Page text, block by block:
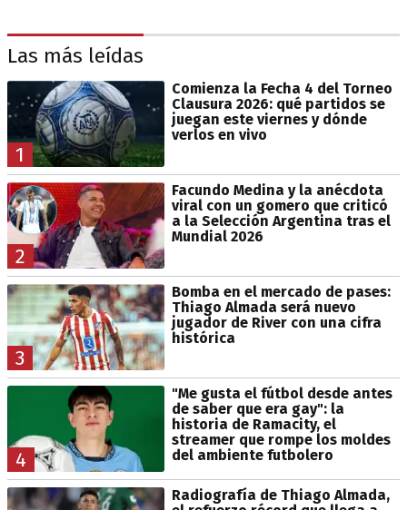
Las más leídas
1
Comienza la Fecha 4 del Torneo
Clausura 2026: qué partidos se
juegan este viernes y dónde
verlos en vivo
2
Facundo Medina y la anécdota
viral con un gomero que criticó
a la Selección Argentina tras el
Mundial 2026
3
Bomba en el mercado de pases:
Thiago Almada será nuevo
jugador de River con una cifra
histórica
4
"Me gusta el fútbol desde antes
de saber que era gay": la
historia de Ramacity, el
streamer que rompe los moldes
del ambiente futbolero
Radiografía de Thiago Almada,